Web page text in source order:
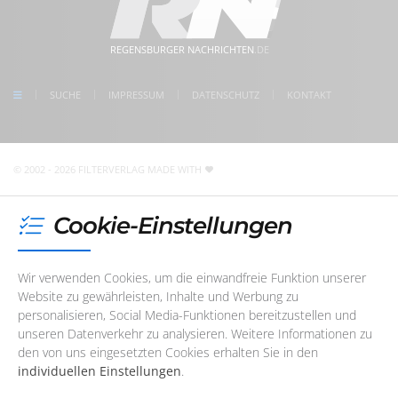
5 Min. Gehweg zum Bahnhof Regensburg
kostenlose Parkplätze direkt vor der Tür
meet us on facebook
08:30 - 17:00 Uhr
08:30 - 17:00 Uhr
REGENSBURGER NACHRICHTEN.DE
SUCHE IMPRESSUM DATENSCHUTZ KONTAKT
© 2002 - 2026 FILTERVERLAG MADE WITH
Cookie-Einstellungen
Wir verwenden Cookies, um die einwandfreie Funktion unserer
Website zu gewährleisten, Inhalte und Werbung zu
personalisieren, Social Media-Funktionen bereitzustellen und
unseren Datenverkehr zu analysieren. Weitere Informationen zu
den von uns eingesetzten Cookies erhalten Sie in den
individuellen Einstellungen.